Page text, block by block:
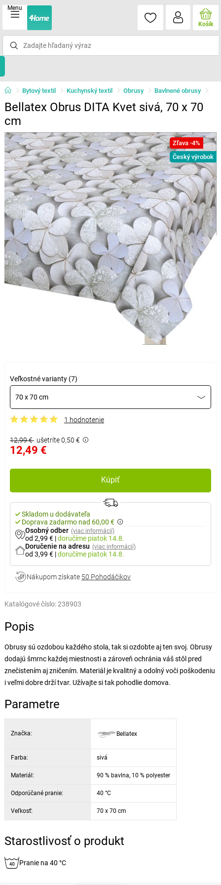
Menu
Košík
Bytový textil Kuchynský textil Obrusy Bavlnené obrusy
Bellatex Obrus DITA Kvet sivá, 70 x 70
cm
Zľava -4%
Český výrobok
Veľkostné varianty (7)
70 x 70 cm
1 hodnotenie
12,99 € ušetríte 0,50 €
12,49 €
Kúpiť
Skladom u dodávateľa
Doprava zadarmo nad 60,00 €
Osobný odber (viac informácií)
od 2,99 € |doručíme piatok 14.8.
Doručenie na adresu (viac informácií)
od 3,99 € |doručíme piatok 14.8.
Nákupom získate 50 Pohodáčikov
Katalógové číslo:238903
Popis
Obrusy sú ozdobou každého stola, tak si ozdobte aj ten svoj. Obrusy
dodajú šmrnc každej miestnosti a zároveň ochránia váš stôl pred
znečistením aj zničením. Materiál je kvalitný a odolný voči poškodeniu
i veľmi dobre drží tvar. Užívajte si tak pohodlie domova.
Parametre
Značka: Bellatex
Farba: sivá
Materiál: 90 % bavlna, 10 % polyester
Odporúčané pranie: 40 °C
Veľkosť: 70 x 70 cm
Starostlivosť o produkt
Pranie na 40 °C